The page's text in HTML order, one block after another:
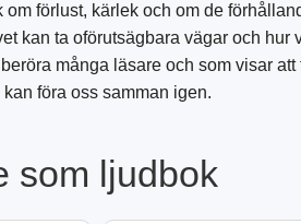
förlust, kärlek och om de
kan ta oförutsägbara vägar och
många läsare och som visar
föra oss samman igen.
som ljudbok